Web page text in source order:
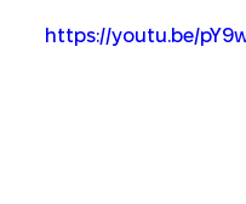
https://youtu.be/